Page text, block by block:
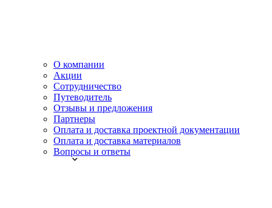
О компании
Акции
Сотрудничество
Путеводитель
Отзывы и предложения
Партнеры
Оплата и доставка проектной документации
Оплата и доставка материалов
Вопросы и ответы